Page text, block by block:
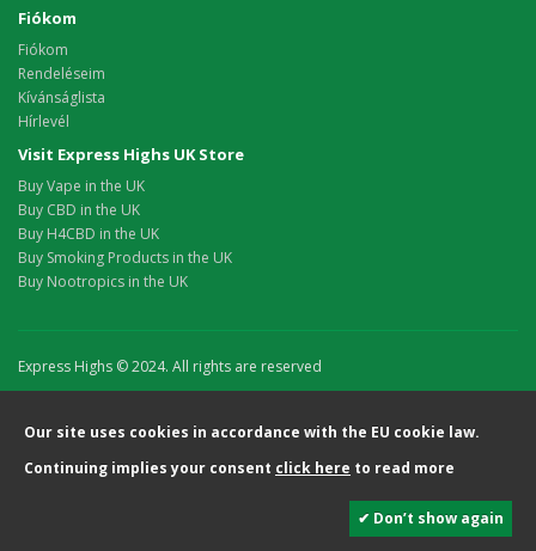
Fiókom
Fiókom
Rendeléseim
Kívánságlista
Hírlevél
Visit Express Highs UK Store
Buy Vape in the UK
Buy CBD in the UK
Buy H4CBD in the UK
Buy Smoking Products in the UK
Buy Nootropics in the UK
Express Highs © 2024. All rights are reserved
Our site uses cookies in accordance with the EU cookie law.
Continuing implies your consent click here to read more
✔ Don’t show again